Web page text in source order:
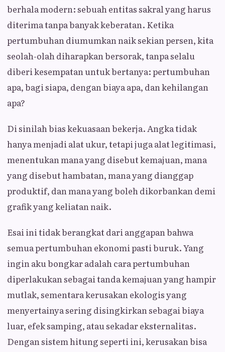
berhala modern: sebuah entitas sakral yang harus
diterima tanpa banyak keberatan. Ketika
pertumbuhan diumumkan naik sekian persen, kita
seolah-olah diharapkan bersorak, tanpa selalu
diberi kesempatan untuk bertanya: pertumbuhan
apa, bagi siapa, dengan biaya apa, dan kehilangan
apa?
Di sinilah bias kekuasaan bekerja. Angka tidak
hanya menjadi alat ukur, tetapi juga alat legitimasi,
menentukan mana yang disebut kemajuan, mana
yang disebut hambatan, mana yang dianggap
produktif, dan mana yang boleh dikorbankan demi
grafik yang keliatan naik.
Esai ini tidak berangkat dari anggapan bahwa
semua pertumbuhan ekonomi pasti buruk. Yang
ingin aku bongkar adalah cara pertumbuhan
diperlakukan sebagai tanda kemajuan yang hampir
mutlak, sementara kerusakan ekologis yang
menyertainya sering disingkirkan sebagai biaya
luar, efek samping, atau sekadar eksternalitas.
Dengan sistem hitung seperti ini, kerusakan bisa